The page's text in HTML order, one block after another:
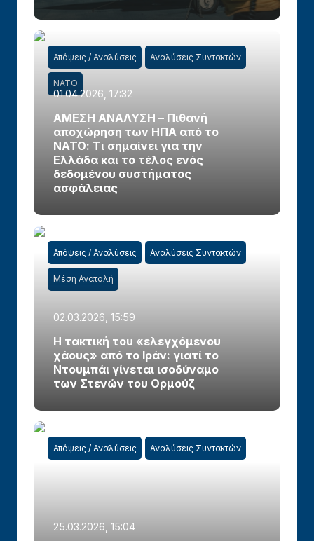
Απόψεις / Αναλύσεις Αναλύσεις Συντακτών
ΝΑΤΟ
01.04.2026, 17:32
ΑΜΕΣΗ ΑΝΑΛΥΣΗ – Πιθανή
αποχώρηση των ΗΠΑ από το
ΝΑΤΟ: Τι σημαίνει για την
Ελλάδα και το τέλος ενός
δεδομένου συστήματος
ασφάλειας
Απόψεις / Αναλύσεις Αναλύσεις Συντακτών
Μέση Ανατολή
02.03.2026, 15:59
Η τακτική του «ελεγχόμενου
χάους» από το Ιράν: γιατί το
Ντουμπάι γίνεται ισοδύναμο
των Στενών του Ορμούζ
Απόψεις / Αναλύσεις Αναλύσεις Συντακτών
25.03.2026, 15:04